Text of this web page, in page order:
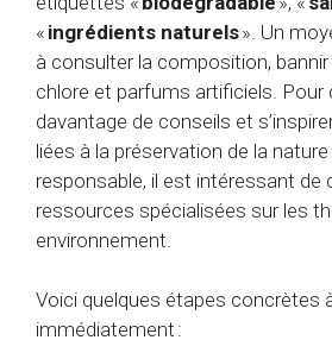
« ingrédients naturels». Un
à consulter la composition,
chlore et parfums artificiels. Pour
davantage de conseils et
liées à la préservation de la nature
responsable, il est intéressant de
ressources spécialisées sur les
environnement.
Voici quelques étapes concrètes
immédiatement :